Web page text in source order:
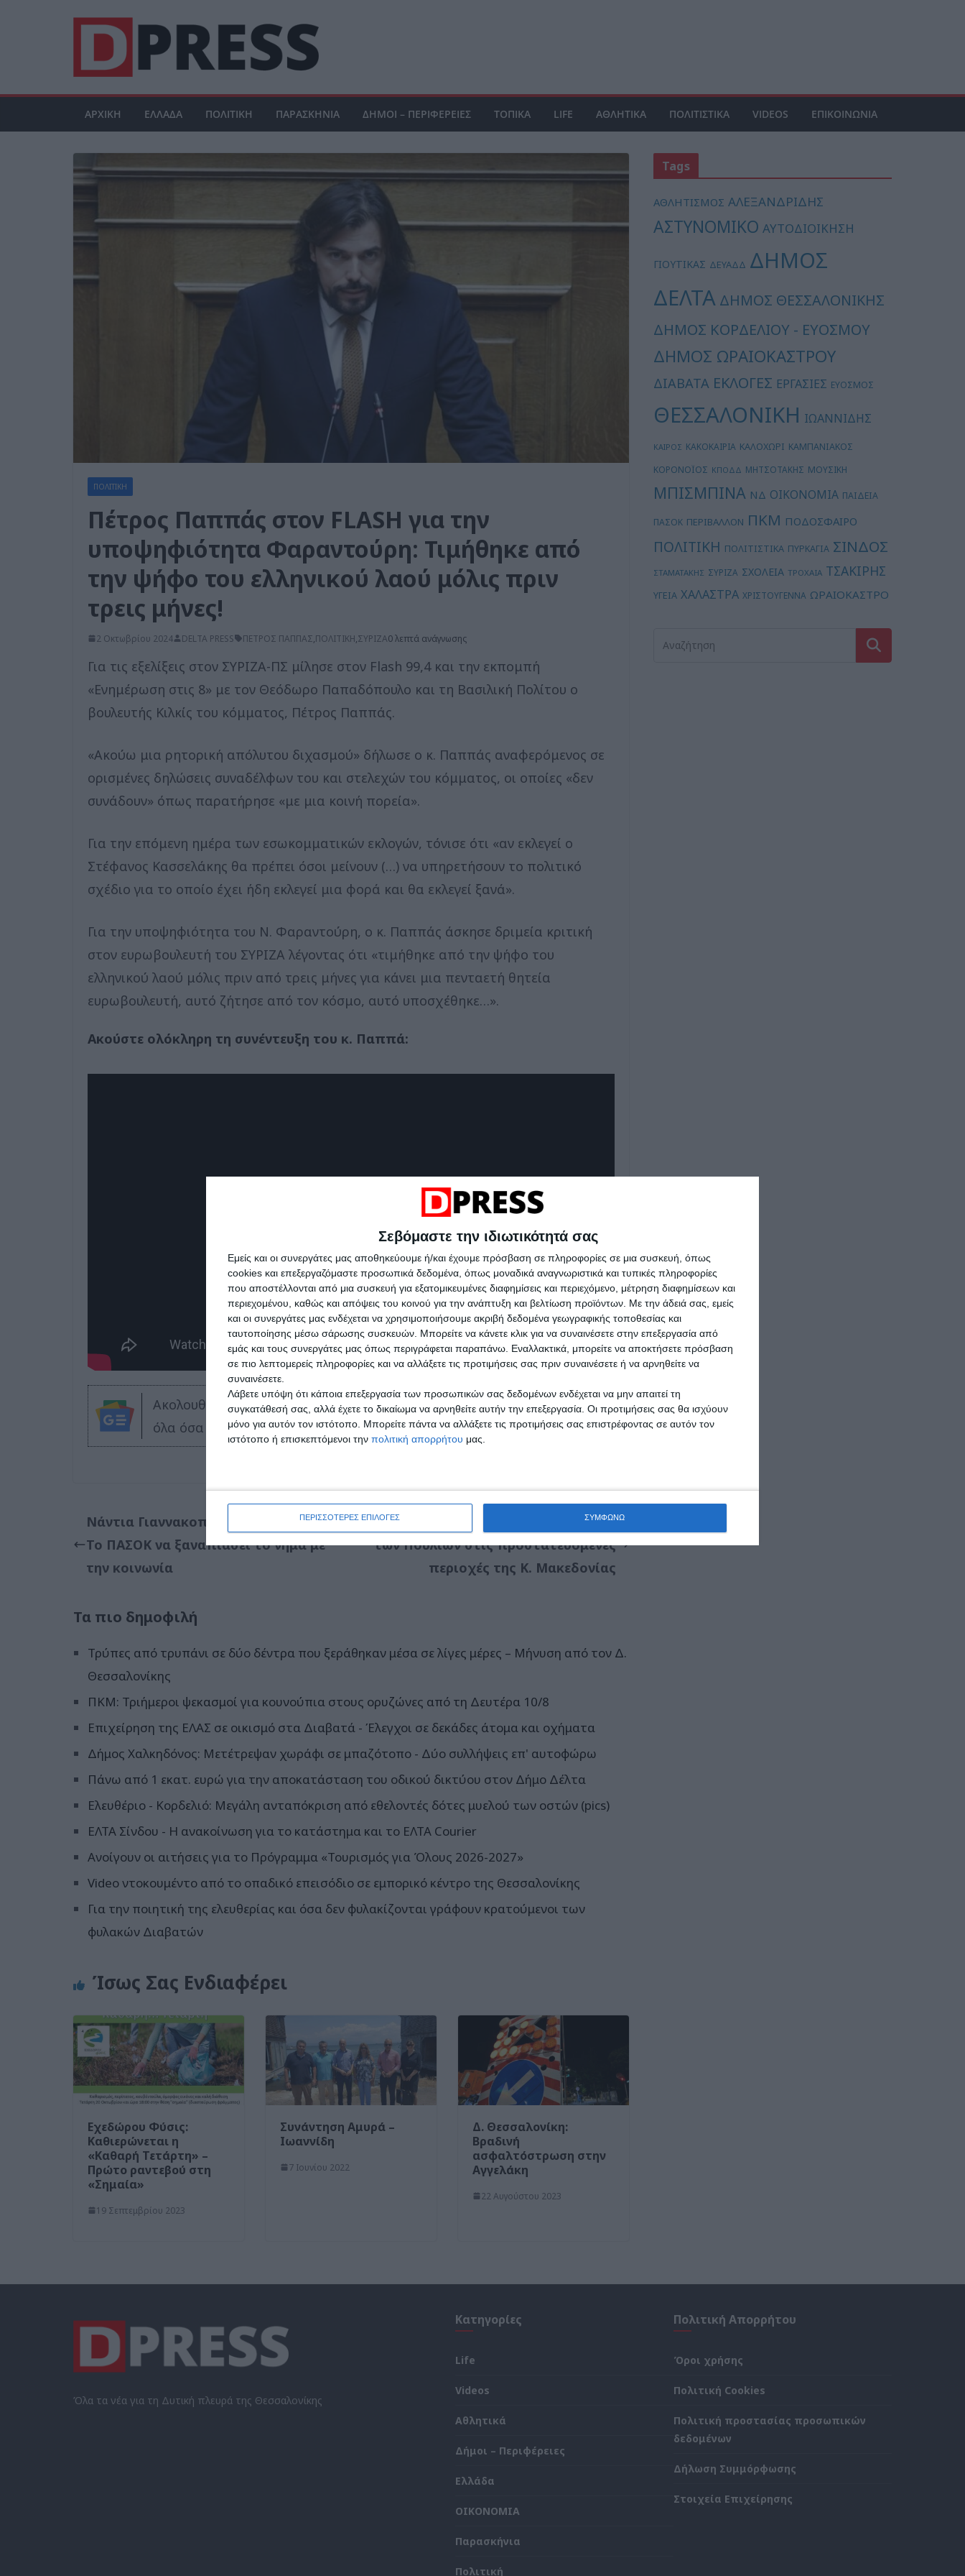
Σεβόμαστε την ιδιωτικότητά σας
Εμείς και οι συνεργάτες μας αποθηκεύουμε ή/και έχουμε πρόσβαση σε πληροφορίες σε μια συσκευή, όπως
cookies και επεξεργαζόμαστε προσωπικά δεδομένα, όπως μοναδικά αναγνωριστικά και τυπικές πληροφορίες
που αποστέλλονται από μια συσκευή για εξατομικευμένες διαφημίσεις και περιεχόμενο, μέτρηση διαφημίσεων και
περιεχομένου, καθώς και απόψεις του κοινού για την ανάπτυξη και βελτίωση προϊόντων. Με την άδειά σας, εμείς
και οι συνεργάτες μας ενδέχεται να χρησιμοποιήσουμε ακριβή δεδομένα γεωγραφικής τοποθεσίας και
ταυτοποίησης μέσω σάρωσης συσκευών. Μπορείτε να κάνετε κλικ για να συναινέσετε στην επεξεργασία από
εμάς και τους συνεργάτες μας όπως περιγράφεται παραπάνω. Εναλλακτικά, μπορείτε να αποκτήσετε πρόσβαση
σε πιο λεπτομερείς πληροφορίες και να αλλάξετε τις προτιμήσεις σας πριν συναινέσετε ή να αρνηθείτε να
συναινέσετε.
Λάβετε υπόψη ότι κάποια επεξεργασία των προσωπικών σας δεδομένων ενδέχεται να μην απαιτεί τη
συγκατάθεσή σας, αλλά έχετε το δικαίωμα να αρνηθείτε αυτήν την επεξεργασία. Οι προτιμήσεις σας θα ισχύουν
μόνο για αυτόν τον ιστότοπο. Μπορείτε πάντα να αλλάξετε τις προτιμήσεις σας επιστρέφοντας σε αυτόν τον
ιστότοπο ή επισκεπτόμενοι την πολιτική απορρήτου μας.
ΠΕΡΙΣΣΟΤΕΡΕΣ ΕΠΙΛΟΓΕΣ ΣΥΜΦΩΝΩ
ΑΡΧΙΚΗ ΕΛΛΑΔΑ ΠΟΛΙΤΙΚΗ ΠΑΡΑΣΚΗΝΙΑ ΔΗΜΟΙ – ΠΕΡΙΦΕΡΕΙΕΣ ΤΟΠΙΚΑ LIFE ΑΘΛΗΤΙΚΑ ΠΟΛΙΤΙΣΤΙΚΑ VIDEOS ΕΠΙΚΟΙΝΩΝΙΑ
ΠΟΛΙΤΙΚΗ
Πέτρος Παππάς στον FLASH για την
υποψηφιότητα Φαραντούρη: Τιμήθηκε από
την ψήφο του ελληνικού λαού μόλις πριν
τρεις μήνες!
2 Οκτωβρίου 2024 DELTA PRESS ΠΕΤΡΟΣ ΠΑΠΠΑΣ,ΠΟΛΙΤΙΚΗ,ΣΥΡΙΖΑ0 λεπτά ανάγνωσης
Για τις εξελίξεις στον ΣΥΡΙΖΑ-ΠΣ μίλησε στον Flash 99,4 και την εκπομπή
«Ενημέρωση στις 8» με τον Θεόδωρο Παπαδόπουλο και τη Βασιλική Πολίτου ο
βουλευτής Κιλκίς του κόμματος, Πέτρος Παππάς.
«Ακούω μια ρητορική απόλυτου διχασμού» δήλωσε ο κ. Παππάς αναφερόμενος σε
ορισμένες δηλώσεις συναδέλφων του και στελεχών του κόμματος, οι οποίες «δεν
συνάδουν» όπως παρατήρησε «με μια κοινή πορεία».
Για την επόμενη ημέρα των εσωκομματικών εκλογών, τόνισε ότι «αν εκλεγεί ο
Στέφανος Κασσελάκης θα πρέπει όσοι μείνουν (…) να υπηρετήσουν το πολιτικό
σχέδιο για το οποίο έχει ήδη εκλεγεί μια φορά και θα εκλεγεί ξανά».
Για την υποψηφιότητα του Ν. Φαραντούρη, ο κ. Παππάς άσκησε δριμεία κριτική
στον ευρωβουλευτή του ΣΥΡΙΖΑ λέγοντας ότι «τιμήθηκε από την ψήφο του
ελληνικού λαού μόλις πριν από τρεις μήνες για κάνει μια πενταετή θητεία
ευρωβουλευτή, αυτό ζήτησε από τον κόσμο, αυτό υποσχέθηκε…».
Ακούστε ολόκληρη τη συνέντευξη του κ. Παππά:
Ακολουθήστε το DELTA PRESS στοGoogle Newsκαι ενημερωθείτε για
όλα όσα συμβαίνουν στη Δυτική πλευρά της Θεσσαλονίκης.
Νάντια Γιαννακοπούλου στον FLASH:
Το ΠΑΣΟΚ να ξαναπιάσει το νήμα με
την κοινωνία
Εκδηλώσεις για την Ευρωπαϊκή Γιορτή
των Πουλιών στις προστατευόμενες
περιοχές της Κ. Μακεδονίας
Τα πιο δημοφιλή
Τρύπες από τρυπάνι σε δύο δέντρα που ξεράθηκαν μέσα σε λίγες μέρες – Μήνυση από τον Δ.
Θεσσαλονίκης
ΠΚΜ: Τριήμεροι ψεκασμοί για κουνούπια στους ορυζώνες από τη Δευτέρα 10/8
Επιχείρηση της ΕΛΑΣ σε οικισμό στα Διαβατά - Έλεγχοι σε δεκάδες άτομα και οχήματα
Δήμος Χαλκηδόνος: Μετέτρεψαν χωράφι σε μπαζότοπο - Δύο συλλήψεις επ' αυτοφώρω
Πάνω από 1 εκατ. ευρώ για την αποκατάσταση του οδικού δικτύου στον Δήμο Δέλτα
Ελευθέριο - Κορδελιό: Μεγάλη ανταπόκριση από εθελοντές δότες μυελού των οστών (pics)
ΕΛΤΑ Σίνδου - Η ανακοίνωση για το κατάστημα και το ΕΛΤΑ Courier
Ανοίγουν οι αιτήσεις για το Πρόγραμμα «Τουρισμός για Όλους 2026-2027»
Video ντοκουμέντο από το οπαδικό επεισόδιο σε εμπορικό κέντρο της Θεσσαλονίκης
Για την ποιητική της ελευθερίας και όσα δεν φυλακίζονται γράφουν κρατούμενοι των
φυλακών Διαβατών
Ίσως Σας Ενδιαφέρει
Εχεδώρου Φύσις:
Καθιερώνεται η
«Καθαρή Τετάρτη» –
Πρώτο ραντεβού στη
«Σημαία»
19 Σεπτεμβρίου 2023
Συνάντηση Αμυρά –
Ιωαννίδη
7 Ιουνίου 2022
Δ. Θεσσαλονίκη:
Βραδινή
ασφαλτόστρωση στην
Αγγελάκη
22 Αυγούστου 2023
Tags
ΑΘΛΗΤΙΣΜΟΣ ΑΛΕΞΑΝΔΡΙΔΗΣ
ΑΣΤΥΝΟΜΙΚΟ ΑΥΤΟΔΙΟΙΚΗΣΗ
ΓΙΟΥΤΙΚΑΣ ΔΕΥΑΔΔ ΔΗΜΟΣ
ΔΕΛΤΑ ΔΗΜΟΣ ΘΕΣΣΑΛΟΝΙΚΗΣ
ΔΗΜΟΣ ΚΟΡΔΕΛΙΟΥ - ΕΥΟΣΜΟΥ
ΔΗΜΟΣ ΩΡΑΙΟΚΑΣΤΡΟΥ
ΔΙΑΒΑΤΑ ΕΚΛΟΓΕΣ ΕΡΓΑΣΙΕΣ ΕΥΟΣΜΟΣ
ΘΕΣΣΑΛΟΝΙΚΗ ΙΩΑΝΝΙΔΗΣ
ΚΑΙΡΟΣ ΚΑΚΟΚΑΙΡΙΑ ΚΑΛΟΧΩΡΙ ΚΑΜΠΑΝΙΑΚΟΣ
ΚΟΡΟΝΟΪΟΣ ΚΠΟΔΔ ΜΗΤΣΟΤΑΚΗΣ ΜΟΥΣΙΚΗ
ΜΠΙΣΜΠΙΝΑ ΝΔ ΟΙΚΟΝΟΜΙΑ ΠΑΙΔΕΙΑ
ΠΑΣΟΚ ΠΕΡΙΒΑΛΛΟΝ ΠΚΜ ΠΟΔΟΣΦΑΙΡΟ
ΠΟΛΙΤΙΚΗ ΠΟΛΙΤΙΣΤΙΚΑ ΠΥΡΚΑΓΙΑ ΣΙΝΔΟΣ
ΣΤΑΜΑΤΑΚΗΣ ΣΥΡΙΖΑ ΣΧΟΛΕΙΑ ΤΡΟΧΑΙΑ ΤΣΑΚΙΡΗΣ
ΥΓΕΙΑ ΧΑΛΑΣΤΡΑ ΧΡΙΣΤΟΥΓΕΝΝΑ ΩΡΑΙΟΚΑΣΤΡΟ
Όλα τα νέα για τη Δυτική πλευρά της Θεσσαλονίκης
Κατηγορίες
Life
Videos
Αθλητικά
Δήμοι – Περιφέρειες
Ελλάδα
ΟΙΚΟΝΟΜΙΑ
Παρασκήνια
Πολιτική
Πολιτική Απορρήτου
Όροι χρήσης
Πολιτική Cookies
Πολιτική προστασίας προσωπικών
δεδομένων
Δήλωση Συμμόρφωσης
Στοιχεία Επιχείρησης